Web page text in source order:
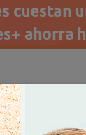
cuestan
ahorra